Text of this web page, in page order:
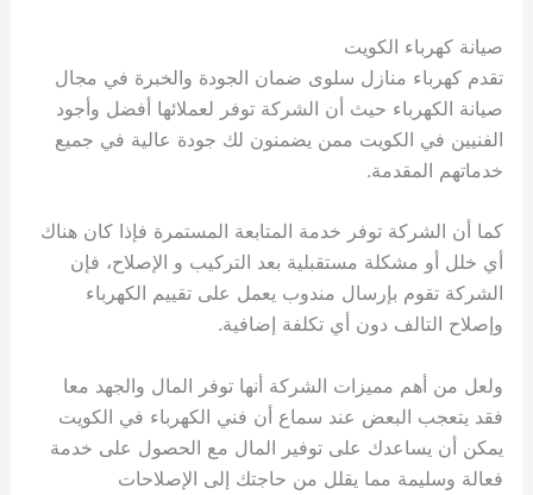
صيانة كهرباء الكويت
تقدم كهرباء منازل سلوى ضمان الجودة والخبرة في مجال
صيانة الكهرباء حيث أن الشركة توفر لعملائها أفضل وأجود
الفنيين في الكويت ممن يضمنون لك جودة عالية في جميع
خدماتهم المقدمة.
كما أن الشركة توفر خدمة المتابعة المستمرة فإذا كان هناك
أي خلل أو مشكلة مستقبلية بعد التركيب و الإصلاح، فإن
الشركة تقوم بإرسال مندوب يعمل على تقييم الكهرباء
وإصلاح التالف دون أي تكلفة إضافية.
ولعل من أهم مميزات الشركة أنها توفر المال والجهد معا
فقد يتعجب البعض عند سماع أن فني الكهرباء في الكويت
يمكن أن يساعدك على توفير المال مع الحصول على خدمة
فعالة وسليمة مما يقلل من حاجتك إلى الإصلاحات